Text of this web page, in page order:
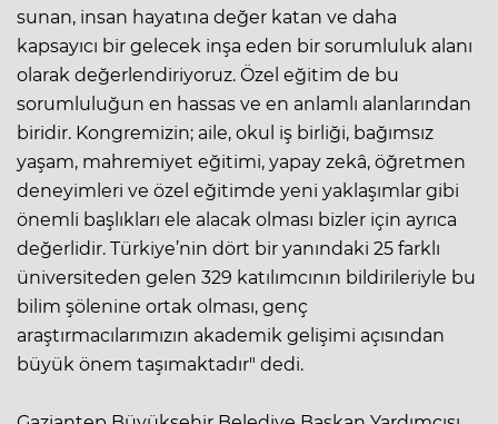
sunan, insan hayatına değer katan ve daha
kapsayıcı bir gelecek inşa eden bir sorumluluk alanı
olarak değerlendiriyoruz. Özel eğitim de bu
sorumluluğun en hassas ve en anlamlı alanlarından
biridir. Kongremizin; aile, okul iş birliği, bağımsız
yaşam, mahremiyet eğitimi, yapay zekâ, öğretmen
deneyimleri ve özel eğitimde yeni yaklaşımlar gibi
önemli başlıkları ele alacak olması bizler için ayrıca
değerlidir. Türkiye’nin dört bir yanındaki 25 farklı
üniversiteden gelen 329 katılımcının bildirileriyle bu
bilim şölenine ortak olması, genç
araştırmacılarımızın akademik gelişimi açısından
büyük önem taşımaktadır" dedi.